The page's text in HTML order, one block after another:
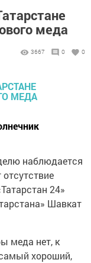
меда
3667 0 0
наблюдается
24»
Шавкат
меда нет, к
хороший,